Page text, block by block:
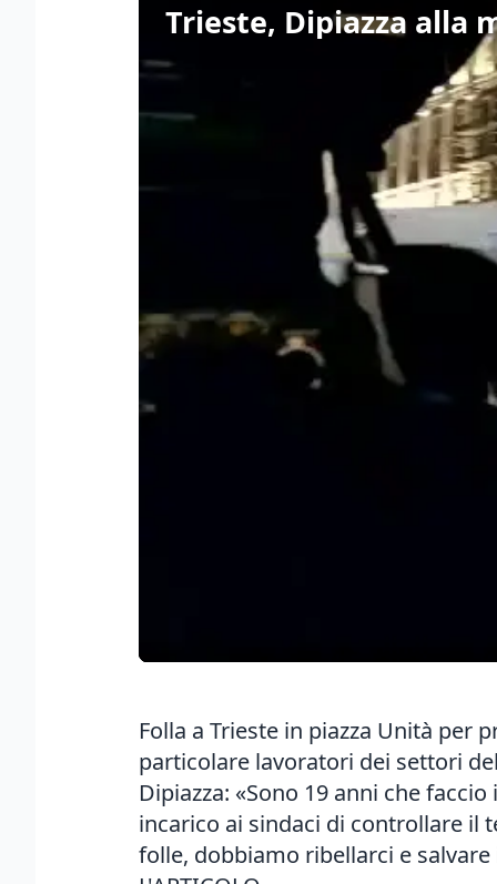
Folla a Trieste in piazza Unità per
particolare lavoratori dei settori
Dipiazza: «Sono 19 anni che
incarico ai sindaci di controllare il
folle, dobbiamo ribellarci e salvare